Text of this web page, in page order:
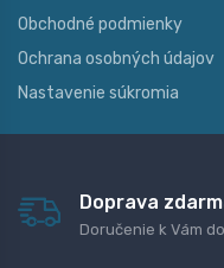
Obchodné podmienky
Ochrana osobných údajov
Nastavenie súkromia
Doprava
Doručenie k Vám